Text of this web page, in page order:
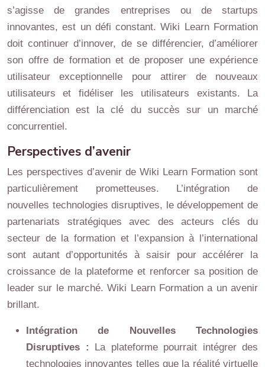
s’agisse de grandes entreprises ou de startups
innovantes, est un défi constant. Wiki Learn Formation
doit continuer d’innover, de se différencier, d’améliorer
son offre de formation et de proposer une expérience
utilisateur exceptionnelle pour attirer de nouveaux
utilisateurs et fidéliser les utilisateurs existants. La
différenciation est la clé du succès sur un marché
concurrentiel.
Perspectives d’avenir
Les perspectives d’avenir de Wiki Learn Formation sont
particulièrement prometteuses. L’intégration de
nouvelles technologies disruptives, le développement de
partenariats stratégiques avec des acteurs clés du
secteur de la formation et l’expansion à l’international
sont autant d’opportunités à saisir pour accélérer la
croissance de la plateforme et renforcer sa position de
leader sur le marché. Wiki Learn Formation a un avenir
brillant.
Intégration de Nouvelles Technologies
Disruptives : La plateforme pourrait intégrer des
technologies innovantes telles que la réalité virtuelle